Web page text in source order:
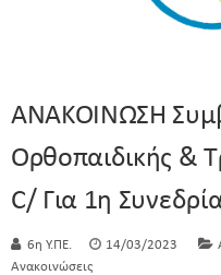
ΑΝΑΚΟΙΝΩΣΗ
Ορθοπαιδικής &
C/ Για 1η
6η Υ.ΠΕ. 14/03/2023
Ανακοινώσεις